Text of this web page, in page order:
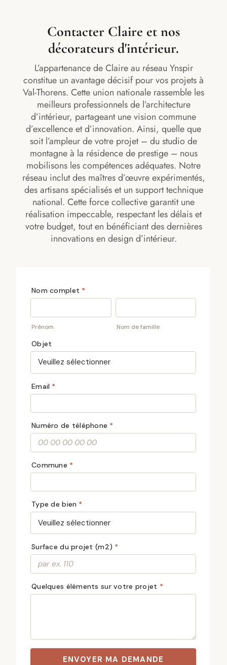
Contacter Claire et nos
décorateurs d'intérieur.
L’appartenance de Claire au réseau Ynspir
constitue un avantage décisif pour vos projets à
Val-Thorens. Cette union nationale rassemble les
meilleurs professionnels de l’architecture
d’intérieur, partageant une vision commune
d’excellence et d’innovation. Ainsi, quelle que
soit l’ampleur de votre projet – du studio de
montagne à la résidence de prestige – nous
mobilisons les compétences adéquates. Notre
réseau inclut des maîtres d’œuvre expérimentés,
des artisans spécialisés et un support technique
national. Cette force collective garantit une
réalisation impeccable, respectant les délais et
votre budget, tout en bénéficiant des dernières
innovations en design d’intérieur.